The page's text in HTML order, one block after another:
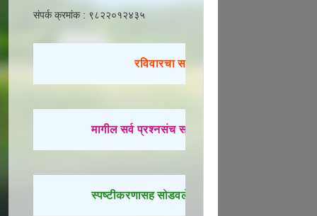
संपर्क क्रमांक : ९८२२०१२४३५
रविवारचा सराव
मागील सर्व प्रश्नसंच सोडवण्यासाठी येथे क्लिक करा.
स्पष्टीकरणासह सोडवलेले प्रश्न पाहण्यासाठी येथे क्लिक